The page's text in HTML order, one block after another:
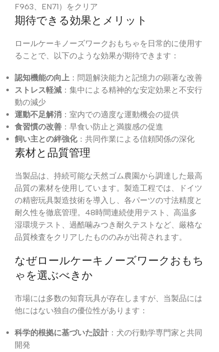
F963、EN71）をクリア
期待できる効果とメリット
ロールケーキノーズワークおもちゃを日常的に使用す
ることで、以下のような効果が期待できます：
認知機能の向上 ：問題解決能力と記憶力の顕著な改善
ストレス軽減 ：集中による精神的な安定効果と不安行
動の減少
運動不足解消 ：室内での適度な運動機会の提供
食習慣の改善 ：早食い防止と満腹感の促進
飼い主との絆強化：共同作業による信頼関係の深化
素材と品質管理
当製品は、持続可能な天然ゴム農園から調達した最高
品質の素材を使用しています。製造工程では、ドイツ
の精密玩具製造技術を導入し、各パーツの寸法精度と
耐久性を徹底管理。48時間連続使用テスト、高温多
湿環境テスト、過酷噛みつき耐久テストなど、厳格な
品質検査をクリアしたもののみが出荷されます。
なぜロールケーキノーズワークおもち
ゃを選ぶべきか
市場には多数の知育玩具が存在しますが、当製品には
他にはない独自の優位性があります：
科学的根拠に基づいた設計 ：犬の行動学専門家と共同
開発